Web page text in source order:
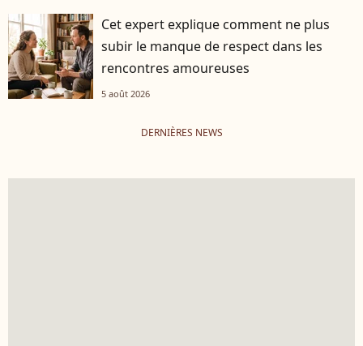
Cet expert explique comment ne plus
subir le manque de respect dans les
rencontres amoureuses
5 août 2026
DERNIÈRES NEWS